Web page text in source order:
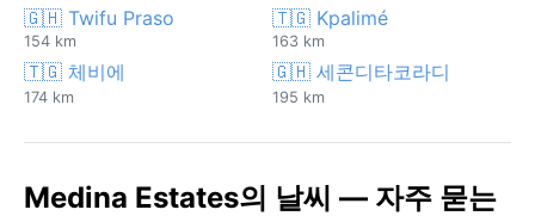
🇬🇭 Twifu Praso
154 km
🇹🇬 Kpalimé
163 km
🇹🇬 체비에
174 km
🇬🇭 세콘디타코라디
195 km
Medina Estates의 날씨 — 자주 묻는